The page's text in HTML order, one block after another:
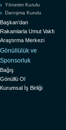
Yönetim Kurulu
Danışma Kurulu
Başkan’dan
Rakamlarla Umut Vakfı
Araştırma Merkezi
Gönüllülük ve
Sponsorluk
Bağış
Gönüllü Ol
Kurumsal İş Birliği